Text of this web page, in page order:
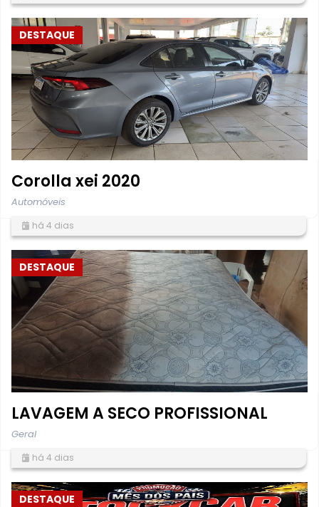
DESTAQUE
Corolla xei 2020
Automóveis
há 4 dias
DESTAQUE
LAVAGEM A SECO PROFISSIONAL
Geral
há 4 dias
DESTAQUE